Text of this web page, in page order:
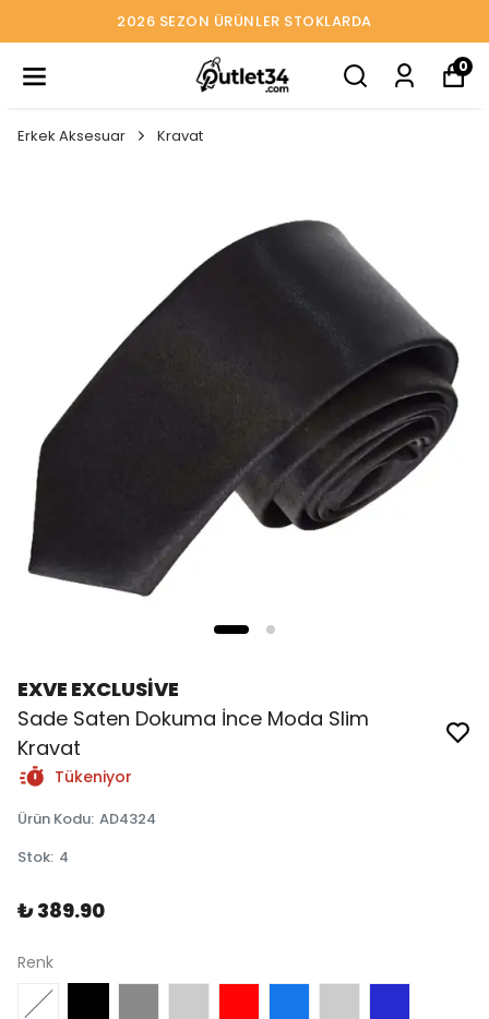
2026 SEZON ÜRÜNLER STOKLARDA
0
Erkek Aksesuar Kravat
EXVE EXCLUSİVE
Sade Saten Dokuma İnce Moda Slim
Kravat
Tükeniyor
Ürün Kodu: AD4324
Stok: 4
₺ 389.90
Renk